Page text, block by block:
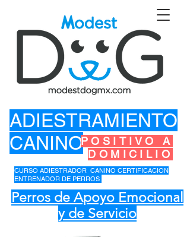
ADIESTRAMIENTO
CANINOPOSITIVO A
DOMICILIO
Perros de Apoyo Emocional
y de Servicio
CURSO ADIESTRADOR CANINO CERTIFICACION
ENTRENADOR DE PERROS